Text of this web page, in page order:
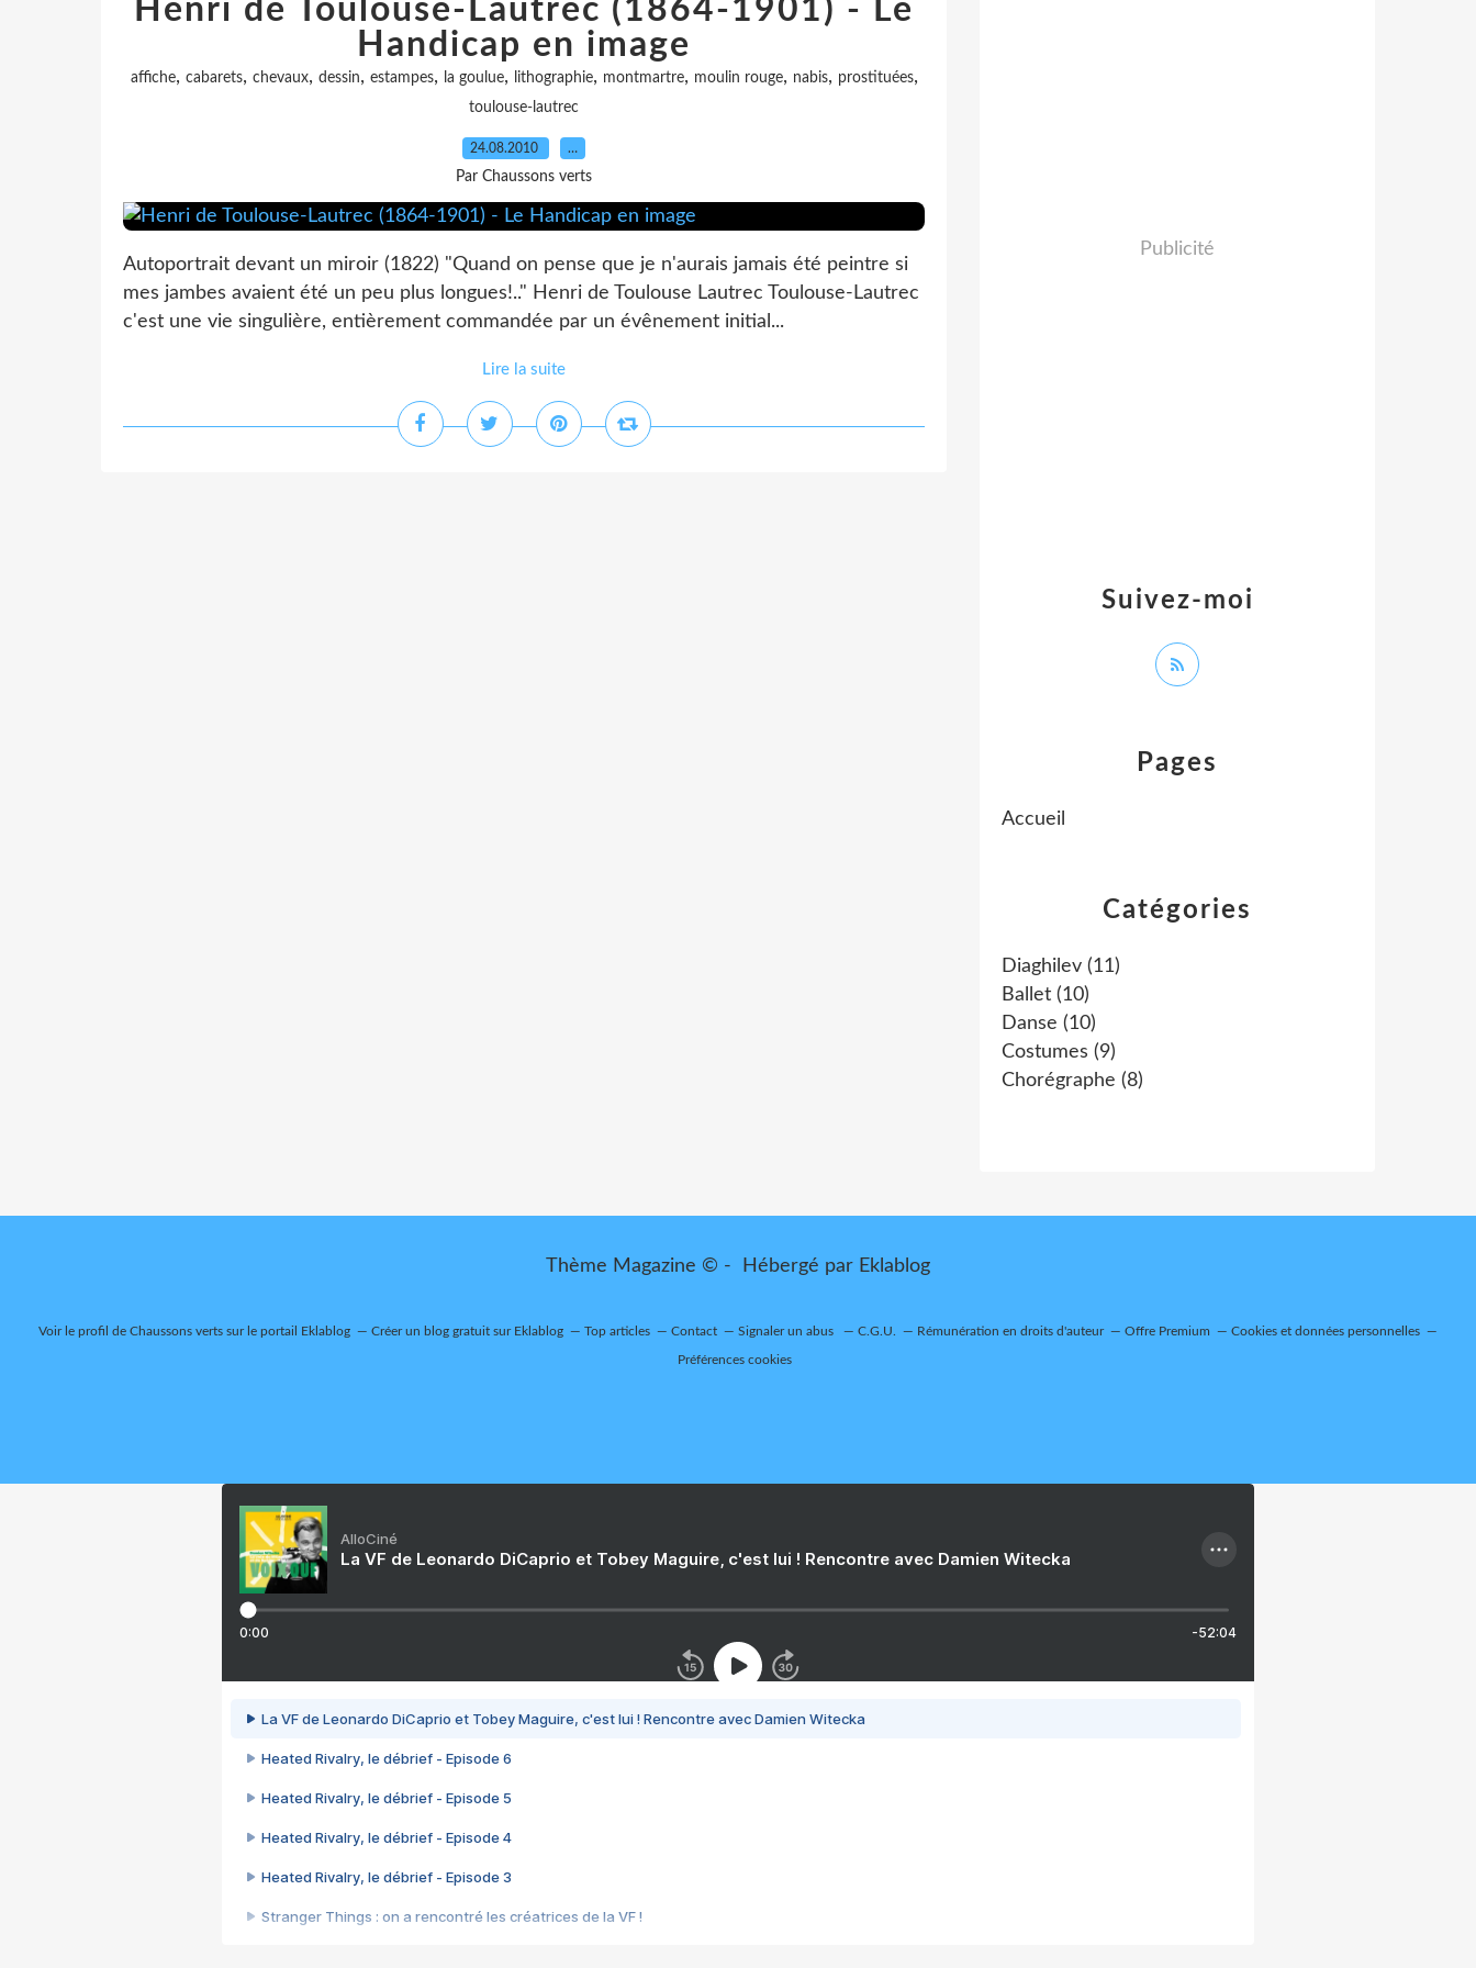
Henri de Toulouse-Lautrec (1864-1901) - Le
Handicap en image
affiche, cabarets, chevaux, dessin, estampes, la goulue, lithographie, montmartre, moulin rouge, nabis, prostituées,
toulouse-lautrec
24.08.2010 …
Par Chaussons verts
Autoportrait devant un miroir (1822) "Quand on pense que je n'aurais jamais été peintre si
mes jambes avaient été un peu plus longues!.." Henri de Toulouse Lautrec Toulouse-Lautrec
c'est une vie singulière, entièrement commandée par un évênement initial...
Lire la suite
Catégories
Diaghilev (11)
Ballet (10)
Danse (10)
Costumes (9)
Chorégraphe (8)
Pages
Accueil
Suivez-moi
Publicité
Thème Magazine © - Hébergé par Eklablog
Voir le profil de Chaussons verts sur le portail Eklablog Créer un blog gratuit sur Eklablog Top articles Contact Signaler un abus C.G.U. Rémunération en droits d'auteur Offre Premium Cookies et données personnelles
Préférences cookies
AlloCiné
La VF de Leonardo DiCaprio et Tobey Maguire, c'est lui ! Rencontre avec Damien Witecka
0:00 -52:04
La VF de Leonardo DiCaprio et Tobey Maguire, c'est lui ! Rencontre avec Damien Witecka
Heated Rivalry, le débrief - Episode 6
Heated Rivalry, le débrief - Episode 5
Heated Rivalry, le débrief - Episode 4
Heated Rivalry, le débrief - Episode 3
Stranger Things : on a rencontré les créatrices de la VF !